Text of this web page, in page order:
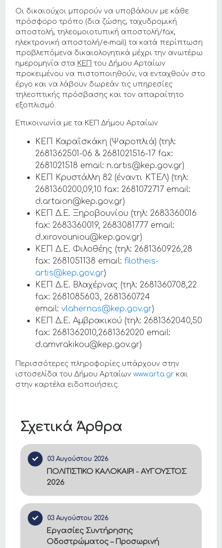
Σχετικά Άρθρα
03 Αυγούστου 2026
ΠΟΛΙΤΙΣΤΙΚΟ ΚΑΛΟΚΑΙΡΙ - ΑΥΓΟΥΣΤΟΣ
2026
03 Αυγούστου 2026
Εργασίες Συντήρησης
Οδοστρώματος – Προσωρινή
Οι δικαιούχοι μπορούν να υποβάλουν με κάθε
πρόσφορο τρόπο (δια ζώσης, ταχυδρομική
αποστολή, τηλεομοιοτυπική αποστολή/fax,
ηλεκτρονική αποστολή/e-mail) τα κατά περίπτωση
προβλεπόμενα δικαιολογητικά μέχρι την ανωτέρω
ημερομηνία στα ΚΕΠ
του Δήμου Αρταίων
προκειμένου να πιστοποιηθούν, να ενταχθούν στο
έργο και να λάβουν δωρεάν τις υπηρεσίες
τηλεοπτικής πρόσβασης και τον απαραίτητο
εξοπλισμό.
Επικοινωνία με τα ΚΕΠ Δήμου Αρταίων
ΚΕΠ Καραϊσκάκη (Ψαροπλιά) (τηλ:
2681362501-06 & 2681021516-17 fax:
2681021518 email: n.artis@kep.gov.gr)
ΚΕΠ Κρυστάλλη 82 (έναντι ΚΤΕΛ) (τηλ:
2681360200,09,10 fax: 2681072717 email:
d.artaion@kep.gov.gr)
ΚΕΠ Δ.Ε. Ξηροβουνίου (τηλ: 2683360016
fax: 2683360019, 2683081777 email:
d.xirovouniou@kep.gov.gr)
ΚΕΠ Δ.Ε. Φιλοθέης (τηλ: 2681360926,28
fax: 2681051138 email:filotheis-
artis@kep.gov.gr)
ΚΕΠ Δ.Ε. Βλαχέρνας (τηλ: 2681360708,22
fax: 2681085603, 2681360724
email:vlahernas@kep.gov.gr)
ΚΕΠ Δ.Ε. Αμβρακικού (τηλ: 2681362040,50
fax: 2681362010,2681362020 email:
d.amvrakikou@kep.gov.gr)
Περισσότερες πληροφορίες υπάρχουν στην
ιστοσελίδα του Δήμου Αρταίωνwww.arta.gr και
στην καρτέλα ειδοποιήσεις.